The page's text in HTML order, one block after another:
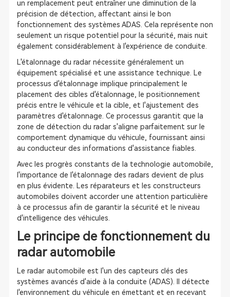
un remplacement peut entraîner une diminution de la
précision de détection, affectant ainsi le bon
fonctionnement des systèmes ADAS. Cela représente non
seulement un risque potentiel pour la sécurité, mais nuit
également considérablement à l'expérience de conduite.
L'étalonnage du radar nécessite généralement un
équipement spécialisé et une assistance technique. Le
processus d'étalonnage implique principalement le
placement des cibles d'étalonnage, le positionnement
précis entre le véhicule et la cible, et l'ajustement des
paramètres d'étalonnage. Ce processus garantit que la
zone de détection du radar s'aligne parfaitement sur le
comportement dynamique du véhicule, fournissant ainsi
au conducteur des informations d'assistance fiables.
Avec les progrès constants de la technologie automobile,
l'importance de l'étalonnage des radars devient de plus
en plus évidente. Les réparateurs et les constructeurs
automobiles doivent accorder une attention particulière
à ce processus afin de garantir la sécurité et le niveau
d'intelligence des véhicules.
Le principe de fonctionnement du
radar automobile
Le radar automobile est l'un des capteurs clés des
systèmes avancés d'aide à la conduite (ADAS). Il détecte
l'environnement du véhicule en émettant et en recevant